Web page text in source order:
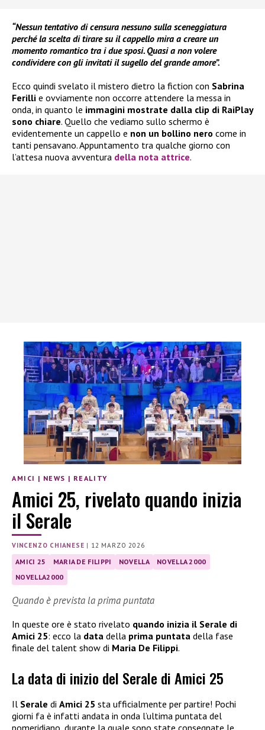
“Nessun tentativo di censura nessuno sulla sceneggiatura
perché la scelta di tirare su il cappello mira a creare un
momento romantico tra i due sposi. Quasi a non volere
condividere con gli invitati il sugello del grande amore”.
Ecco quindi svelato il mistero dietro la fiction con Sabrina
Ferilli e ovviamente non occorre attendere la messa in
onda, in quanto le immagini mostrate dalla clip di RaiPlay
sono chiare. Quello che vediamo sullo schermo è
evidentemente un cappello e non un bollino nero come in
tanti pensavano. Appuntamento tra qualche giorno con
l’attesa nuova avventura della nota attrice.
AMICI | NEWS | REALITY
Amici 25, rivelato quando inizia
il Serale
VINCENZO CHIANESE | 12 MARZO 2026
AMICI 25 MARIA DE FILIPPI NOVELLA
NOVELLA 2000
NOVELLA2000
Quando è prevista la prima puntata
In queste ore è stato rivelato quando inizia il Serale di
Amici 25: ecco la data della prima puntata della fase
finale del talent show di Maria De Filippi.
La data di inizio del Serale di Amici 25
Il Serale di Amici 25 sta ufficialmente per partire! Pochi
giorni fa è infatti andata in onda l’ultima puntata del
pomeridiano, durante la quale sono state consegnate le